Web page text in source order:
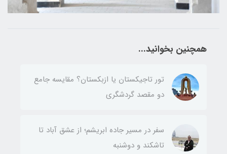
همچنین بخوانید...
تور تاجیکستان یا ازبکستان؟ مقایسه جامع
دو مقصد گردشگری
سفر در مسیر جاده ابریشم؛ از عشق آباد تا
تاشکند و دوشنبه